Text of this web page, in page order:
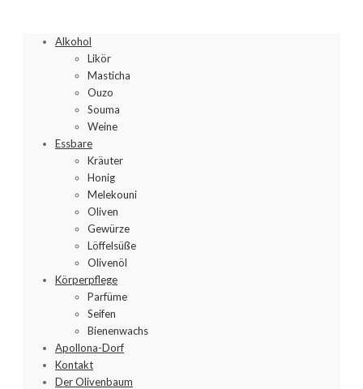
Alkohol
Likör
Masticha
Ouzo
Souma
Weine
Essbare
Kräuter
Honig
Melekouni
Oliven
Gewürze
Löffelsüße
Olivenöl
Körperpflege
Parfüme
Seifen
Bienenwachs
Apollona-Dorf
Kontakt
Der Olivenbaum